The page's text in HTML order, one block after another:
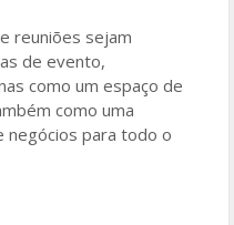
reuniões sejam
de evento,
como um espaço de
como uma
negócios para todo o